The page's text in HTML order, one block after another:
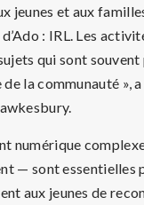
jeunes et aux
: IRL. Les
qui sont
la communauté »,
numérique
— sont
aux jeunes de